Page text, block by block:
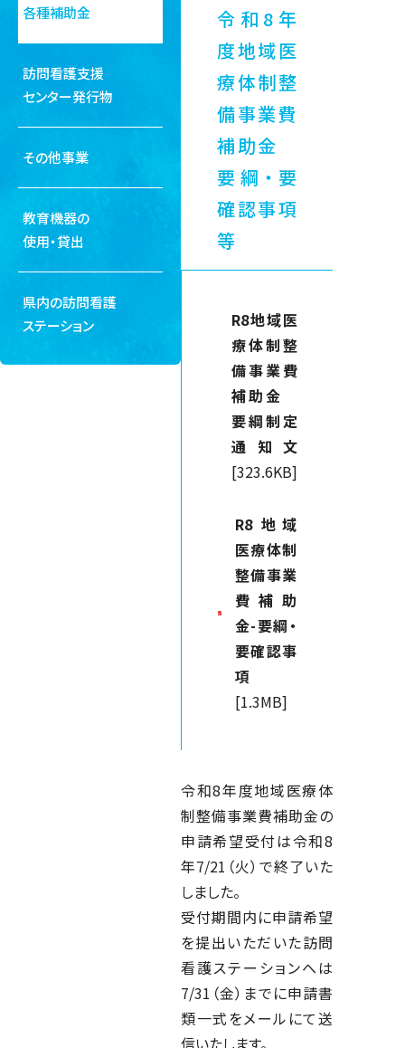
各種補助金
訪問看護支援
センター発行物
その他事業
教育機器の
使用・貸出
県内の訪問看護
ステーション
令和8年
度地域医
療体制整
備事業費
補助金
要綱・要
確認事項
等
R8地域医
療体制整
備事業費
補助金
要綱制定
通知文
[323.6KB]
R8 地域
医療体制
整備事業
費補助
金-要綱・
要確認事
項
[1.3MB]
令和8年度地域医療体
制整備事業費補助金の
申請希望受付は令和8
年7/21（火）で終了いた
しました。
受付期間内に申請希望
を提出いただいた訪問
看護ステーションへは
7/31（金）までに申請書
類一式をメールにて送
信いたします。